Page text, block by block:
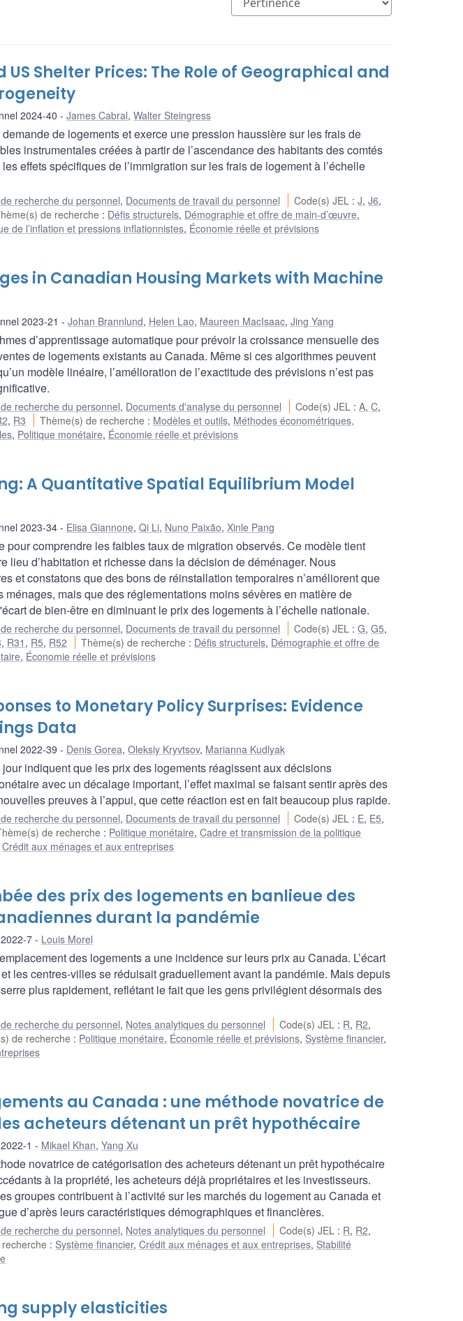
Shelter Prices: The Role of Geographical and
2024-40 James Cabral, Walter Steingress
demande de logements et exerce une pression haussière sur les frais de
instrumentales créées à partir de l’ascendance des habitants des comtés
effets spécifiques de l’immigration sur les frais de logement à l’échelle
recherche du personnel, Documents de travail du personnel Code(s) JEL :J,J6,
de recherche : Défis structurels, Démographie et offre de main-d’œuvre,
de l’inflation et pressions inflationnistes, Économie réelle et prévisions
in Canadian Housing Markets with Machine
2023-21 Johan Brannlund, Helen Lao, Maureen MacIsaac, Jing Yang
d’apprentissage automatique pour prévoir la croissance mensuelle des
de logements existants au Canada. Même si ces algorithmes peuvent
modèle linéaire, l’amélioration de l’exactitude des prévisions n’est pas
recherche du personnel, Documents d'analyse du personnel Code(s) JEL :A,C,
, R3 Thème(s) de recherche : Modèles et outils, Méthodes économétriques,
, Politique monétaire, Économie réelle et prévisions
A Quantitative Spatial Equilibrium Model
2023-34 Elisa Giannone, Qi Li, Nuno Paixão, Xinle Pang
pour comprendre les faibles taux de migration observés. Ce modèle tient
lieu d’habitation et richesse dans la décision de déménager. Nous
et constatons que des bons de réinstallation temporaires n’améliorent que
ménages, mais que des réglementations moins sévères en matière de
de bien-être en diminuant le prix des logements à l’échelle nationale.
recherche du personnel, Documents de travail du personnel Code(s) JEL :G,G5,
, R31 , R5, R52 Thème(s) de recherche : Défis structurels, Démographie et offre de
, Économie réelle et prévisions
to Monetary Policy Surprises: Evidence
Data
2022-39 Denis Gorea, Oleksiy Kryvtsov, Marianna Kudlyak
indiquent que les prix des logements réagissent aux décisions
avec un décalage important, l’effet maximal se faisant sentir après des
preuves à l’appui, que cette réaction est en fait beaucoup plus rapide.
recherche du personnel, Documents de travail du personnel Code(s) JEL : E, E5,
de recherche : Politique monétaire,Cadre et transmission de la politique
Crédit aux ménages et aux entreprises
des prix des logements en banlieue des
durant la pandémie
7 Louis Morel
des logements a une incidence sur leurs prix au Canada. L’écart
les centres-villes se réduisait graduellement avant la pandémie. Mais depuis
plus rapidement, reflétant le fait que les gens privilégient désormais des
recherche du personnel, Notes analytiques du personnel Code(s) JEL : R, R2,
de recherche : Politique monétaire, Économie réelle et prévisions, Système financier,
au Canada : une méthode novatrice de
acheteurs détenant un prêt hypothécaire
1 Mikael Khan, Yang Xu
novatrice de catégorisation des acheteurs détenant un prêt hypothécaire
à la propriété, les acheteurs déjà propriétaires et les investisseurs.
groupes contribuent à l’activité sur les marchés du logement au Canada et
d’après leurs caractéristiques démographiques et financières.
recherche du personnel, Notes analytiques du personnel Code(s) JEL : R, R2,
: Système financier,Crédit aux ménages et aux entreprises, Stabilité
supply elasticities